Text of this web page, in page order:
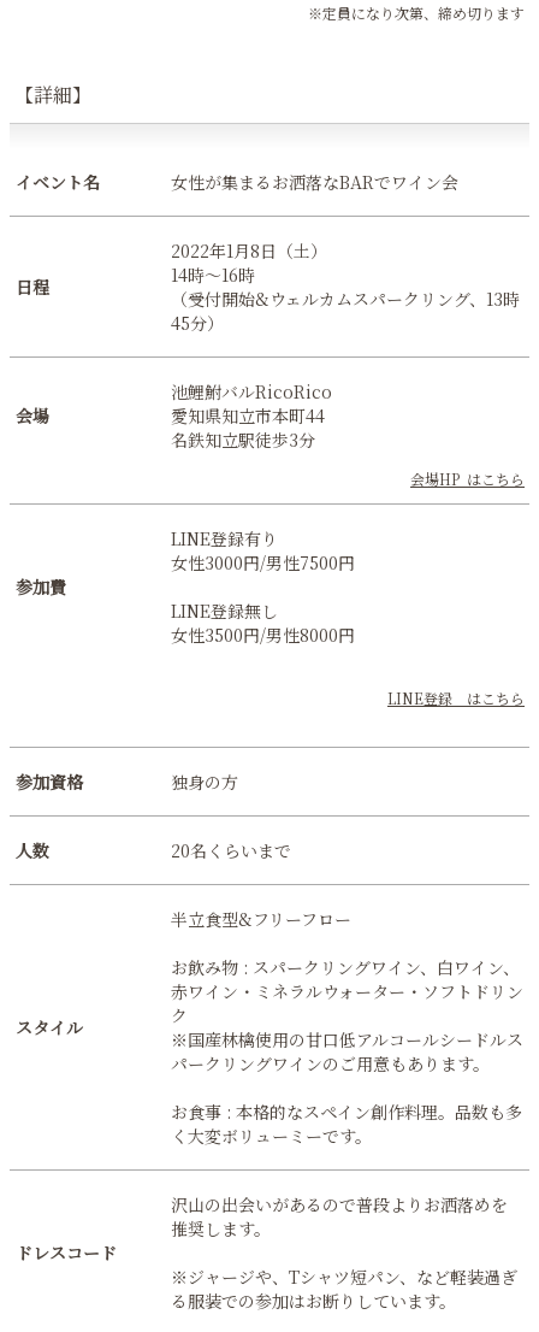
※定員になり次第、締め切ります
【詳細】
イベント名 女性が集まるお洒落なBARでワイン会
日程
2022年1月8日（土）
14時〜16時
（受付開始&ウェルカムスパークリング、13時
45分）
会場
池鯉鮒バルRicoRico
愛知県知立市本町44
名鉄知立駅徒歩3分
会場HP はこちら
参加費
LINE登録有り
女性3000円/男性7500円
LINE登録無し
女性3500円/男性8000円
LINE登録 はこちら
参加資格 独身の方
人数 20名くらいまで
スタイル
半立食型&フリーフロー
お飲み物 : スパークリングワイン、白ワイン、
赤ワイン・ミネラルウォーター・ソフトドリン
ク
※国産林檎使用の甘口低アルコールシードルス
パークリングワインのご用意もあります。
お食事 : 本格的なスペイン創作料理。品数も多
く大変ボリューミーです。
ドレスコード
沢山の出会いがあるので普段よりお洒落めを
推奨します。
※ジャージや、Tシャツ短パン、など軽装過ぎ
る服装での参加はお断りしています。